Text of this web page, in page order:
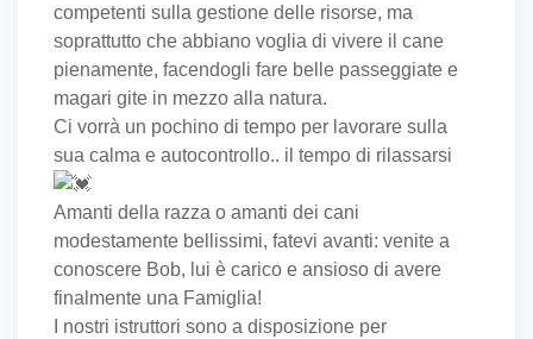
competenti sulla gestione delle risorse, ma
soprattutto che abbiano voglia di vivere il cane
pienamente, facendogli fare belle passeggiate e
magari gite in mezzo alla natura.
Ci vorrà un pochino di tempo per lavorare sulla
sua calma e autocontrollo.. il tempo di rilassarsi
Amanti della razza o amanti dei cani
modestamente bellissimi, fatevi avanti: venite a
conoscere Bob, lui è carico e ansioso di avere
finalmente una Famiglia!
I nostri istruttori sono a disposizione per